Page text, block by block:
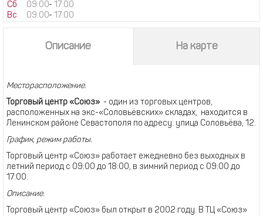
Сб
09:00- 17:00
Вс
09:00- 17:00
Описание На карте
Месторасположение.
Торговый центр «Союз» - один из торговых центров,
расположенных на экс-«Соловьёвских» складах, находится в
Ленинском районе Севастополя по адресу: улица Соловьёва, 12.
График, режим работы.
Торговый центр «Союз» работает ежедневно без выходных в
летний период с 09:00 до 18:00, в зимний период с 09:00 до
17:00.
Описание.
Торговый центр «Союз» был открыт в 2002 году. В ТЦ «Союз»